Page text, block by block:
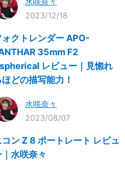
2023/12/18
ォクトレンダー APO-
35mm F2
レビュー｜見惚れ
ほどの描写能力！
水咲奈々
2023/08/07
コン Z 8 ポートレート レビュ
｜水咲奈々